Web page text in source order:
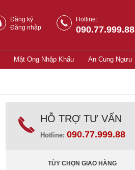
Đăng ký
Đăng nhập
Hotline:
090.77.999.88
Mật Ong Nhập Khẩu An Cung Ngưu
HỖ TRỢ TƯ VẤN
Hotline: 090.77.999.88
TÙY CHỌN GIAO HÀNG